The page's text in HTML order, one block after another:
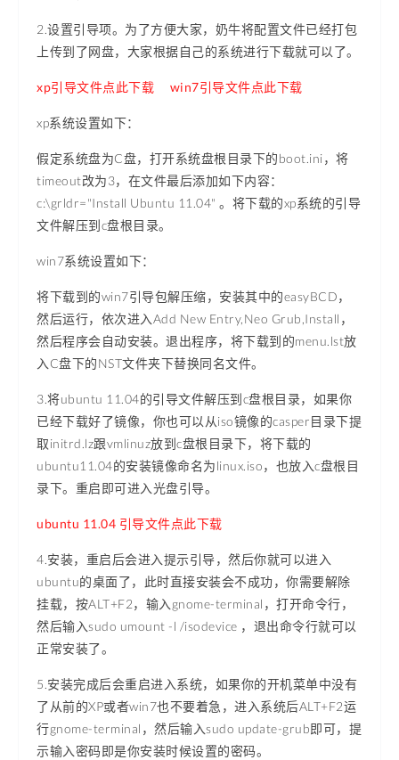
2.设置引导项。为了方便大家，奶牛将配置文件已经打包
上传到了网盘，大家根据自己的系统进行下载就可以了。
xp引导文件点此下载 win7引导文件点此下载
xp系统设置如下：
假定系统盘为C盘，打开系统盘根目录下的boot.ini，将
timeout改为3，在文件最后添加如下内容：
c:\grldr="Install Ubuntu 11.04" 。将下载的xp系统的引导
文件解压到c盘根目录。
win7系统设置如下：
将下载到的win7引导包解压缩，安装其中的easyBCD，
然后运行，依次进入Add New Entry,Neo Grub,Install，
然后程序会自动安装。退出程序，将下载到的menu.lst放
入C盘下的NST文件夹下替换同名文件。
3.将ubuntu 11.04的引导文件解压到c盘根目录，如果你
已经下载好了镜像，你也可以从iso镜像的casper目录下提
取initrd.lz跟vmlinuz放到c盘根目录下，将下载的
ubuntu11.04的安装镜像命名为linux.iso，也放入c盘根目
录下。重启即可进入光盘引导。
ubuntu 11.04 引导文件点此下载
4.安装，重启后会进入提示引导，然后你就可以进入
ubuntu的桌面了，此时直接安装会不成功，你需要解除
挂载，按ALT+F2，输入gnome-terminal，打开命令行，
然后输入sudo umount -l /isodevice ，退出命令行就可以
正常安装了。
5.安装完成后会重启进入系统，如果你的开机菜单中没有
了从前的XP或者win7也不要着急，进入系统后ALT+F2运
行gnome-terminal，然后输入sudo update-grub即可，提
示输入密码即是你安装时候设置的密码。